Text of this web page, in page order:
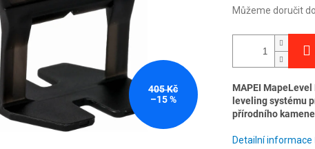
405 Kč
–15 %
Můžeme doručit
MAPEI MapeLevel
leveling systému
přírodního
Detailní informace